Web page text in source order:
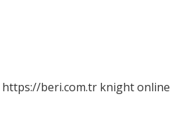
https://beri.com.tr knight online